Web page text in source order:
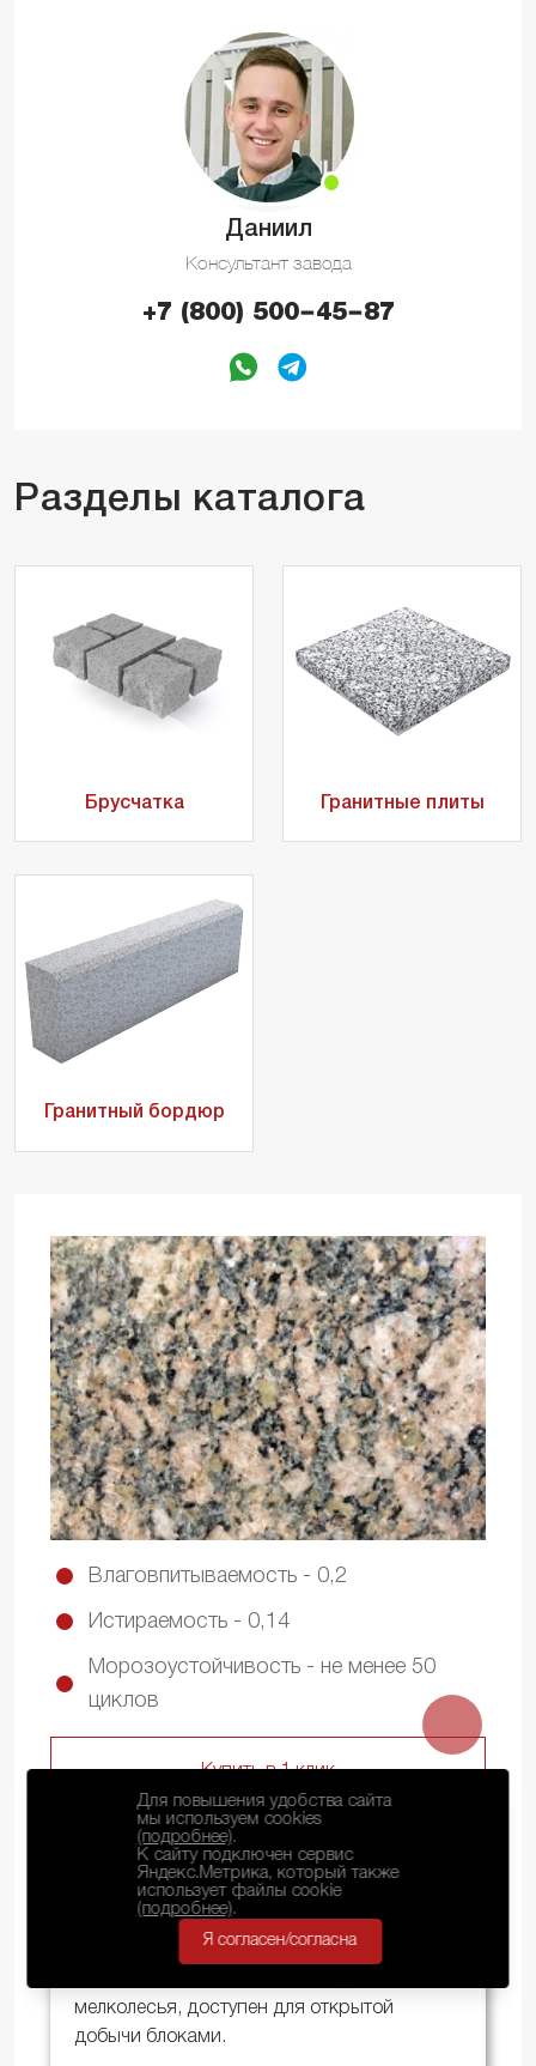
Даниил
Консультант завода
+7 (800) 500−45−87
Разделы каталога
Брусчатка Гранитные плиты
Гранитный бордюр
Влаговпитываемость - 0,2
Истираемость - 0,14
Морозоустойчивость - не менее 50
циклов
Купить в 1 клик
Кузреченское месторождение гранита
расположено на севере Мурманской
области. Крупнозернистый камень
мелколесья, доступен для открытой
добычи блоками.
Для повышения удобства сайта
мы используем cookies
(подробнее).
К сайту подключен сервис
Яндекс.Метрика, который также
использует файлы cookie
(подробнее).
Я согласен/согласна